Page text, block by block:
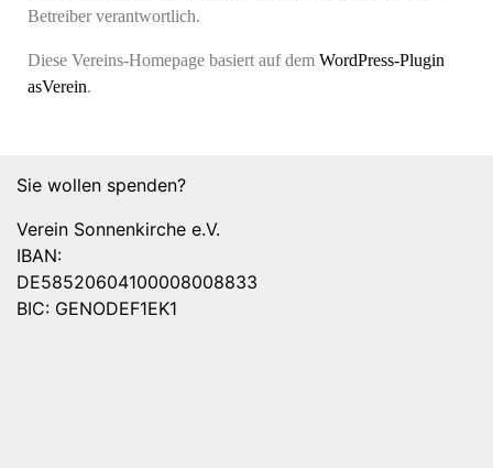
Betreiber verantwortlich.
Diese Vereins-Homepage basiert auf dem WordPress-Plugin
asVerein.
Sie wollen spenden?
Verein Sonnenkirche e.V.
IBAN:
DE58520604100008008833
BIC: GENODEF1EK1